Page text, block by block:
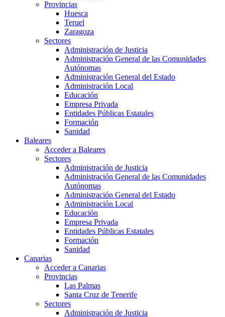
Provincias
Huesca
Teruel
Zaragoza
Sectores
Administración de Justicia
Administración General de las Comunidades
Autónomas
Administración General del Estado
Administración Local
Educación
Empresa Privada
Entidades Públicas Estatales
Formación
Sanidad
Baleares
Acceder a Baleares
Sectores
Administración de Justicia
Administración General de las Comunidades
Autónomas
Administración General del Estado
Administración Local
Educación
Empresa Privada
Entidades Públicas Estatales
Formación
Sanidad
Canarias
Acceder a Canarias
Provincias
Las Palmas
Santa Cruz de Tenerife
Sectores
Administración de Justicia